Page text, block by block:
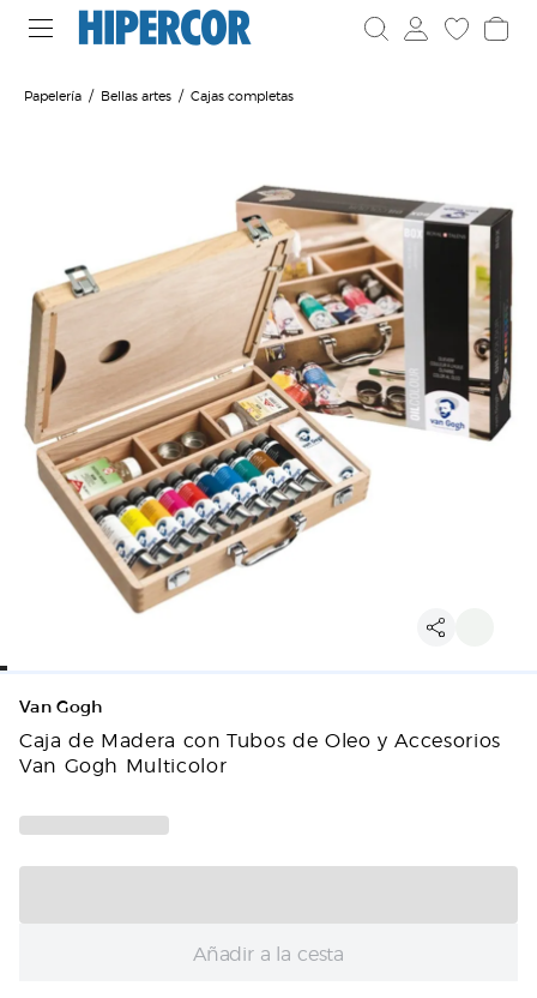
Papelería Bellas artes Cajas completas
Van Gogh
Caja de Madera con Tubos de Oleo y Accesorios
Van Gogh Multicolor
Añadir a la cesta